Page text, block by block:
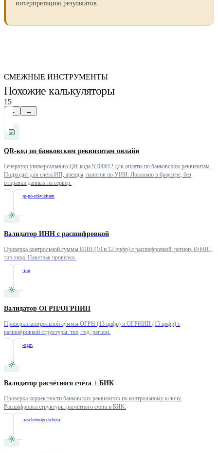
интерпретацию результатов.
СМЕЖНЫЕ ИНСТРУМЕНТЫ
Похожие калькуляторы
15
← →
QR-код по банковским реквизитам онлайн
Генератор универсального QR-кода ST00012 для оплаты по банковским реквизитам.
Подходит для счёта ИП, аренды, налогов по УИН. Локально в браузере, без
отправки данных на сервер.
qr-kod-sbp-po-rekvizitam
Валидатор ИНН с расшифровкой
Проверка контрольной суммы ИНН (10 и 12 цифр) с расшифровкой: регион, ИФНС,
тип лица. Пакетная проверка.
validator-inn
Валидатор ОГРН/ОГРНИП
Проверка контрольной суммы ОГРН (13 цифр) и ОГРНИП (15 цифр) с
расшифровкой структуры: тип, год, регион.
validator-ogrn
Валидатор расчётного счёта + БИК
Проверка корректности банковских реквизитов по контрольному ключу.
Расшифровка структуры расчётного счёта и БИК.
validator-raschetnogo-scheta